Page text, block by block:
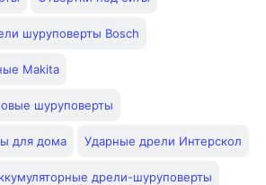
шуруповерты Bosch
Makita
шуруповерты
для дома Ударные дрели Интерскол
дрели-шуруповерты